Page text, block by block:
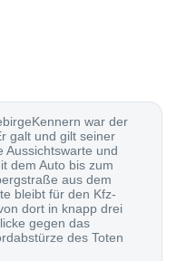
war der
galt und gilt seiner
Aussichtswarte und
dem Auto bis zum
aus dem
bleibt für den Kfz-
dort in knapp drei
gegen das
des Toten